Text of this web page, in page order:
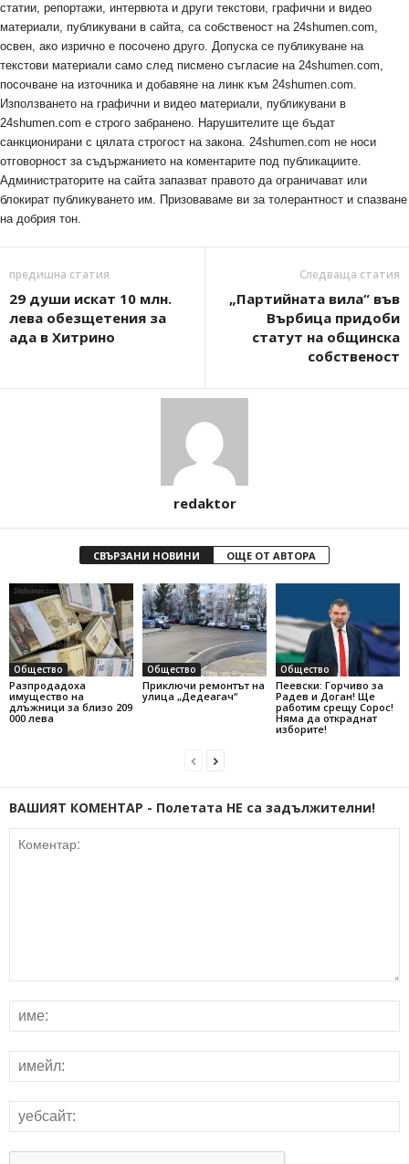
статии, репортажи, интервюта и други текстови, графични и видео
материали, публикувани в сайта, са собственост на 24shumen.com,
освен, ако изрично е посочено друго. Допуска се публикуване на
текстови материали само след писмено съгласие на 24shumen.com,
посочване на източника и добавяне на линк към 24shumen.com.
Използването на графични и видео материали, публикувани в
24shumen.com е строго забранено. Нарушителите ще бъдат
санкционирани с цялата строгост на закона. 24shumen.com не носи
отговорност за съдържанието на коментарите под публикациите.
Администраторите на сайта запазват правото да ограничават или
блокират публикуването им. Призоваваме ви за толерантност и спазване
на добрия тон.
предишна статия
29 души искат 10 млн.
лева обезщетения за
ада в Хитрино
Следваща статия
„Партийната вила“ във
Върбица придоби
статут на общинска
собственост
redaktor
СВЪРЗАНИ НОВИНИ ОЩЕ ОТ АВТОРА
Общество
Разпродадоха
имущество на
длъжници за близо 209
000 лева
Общество
Приключи ремонтът на
улица „Дедеагач“
Общество
Пеевски: Горчиво за
Радев и Доган! Ще
работим срещу Сорос!
Няма да откраднат
изборите!
ВАШИЯТ КОМЕНТАР - Полетата НЕ са задължителни!